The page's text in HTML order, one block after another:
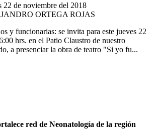
22 de noviembre del 2018
ORTEGA ROJAS
y funcionarias: se invita para este jueves 22
hrs. en el Patio Claustro de nuestro
a presenciar la obra de teatro "Si yo fu...
red de Neonatología de la región